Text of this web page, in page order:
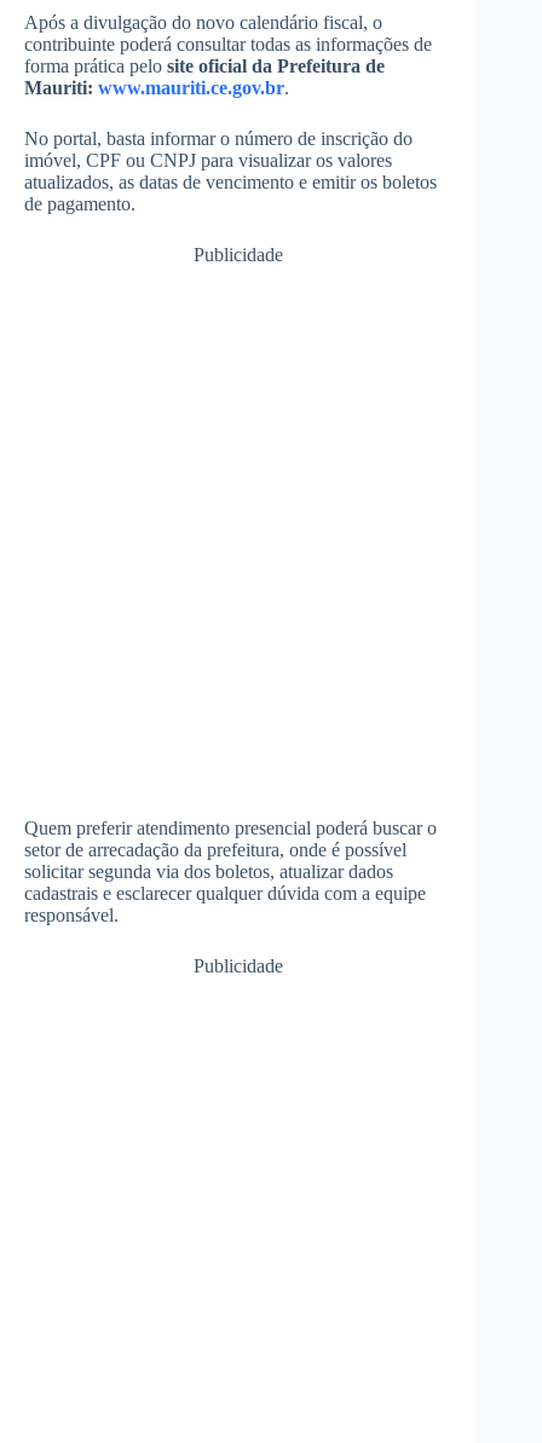
Após a divulgação do novo calendário fiscal, o
contribuinte poderá consultar todas as informações de
forma prática pelo site oficial da Prefeitura de
Mauriti: www.mauriti.ce.gov.br.
No portal, basta informar o número de inscrição do
imóvel, CPF ou CNPJ para visualizar os valores
atualizados, as datas de vencimento e emitir os boletos
de pagamento.
Publicidade
Quem preferir atendimento presencial poderá buscar o
setor de arrecadação da prefeitura, onde é possível
solicitar segunda via dos boletos, atualizar dados
cadastrais e esclarecer qualquer dúvida com a equipe
responsável.
Publicidade